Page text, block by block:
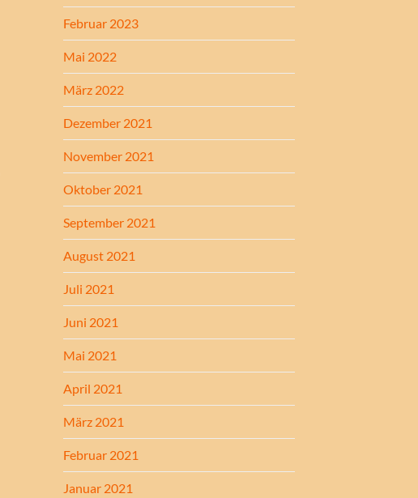
Februar 2023
Mai 2022
März 2022
Dezember 2021
November 2021
Oktober 2021
September 2021
August 2021
Juli 2021
Juni 2021
Mai 2021
April 2021
März 2021
Februar 2021
Januar 2021